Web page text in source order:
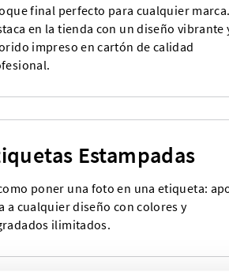
final perfecto para cualquier marca.
en la tienda con un diseño vibrante
impreso en cartón de calidad
Estampadas
poner una foto en una etiqueta:
a cualquier diseño con colores y
ilimitados.